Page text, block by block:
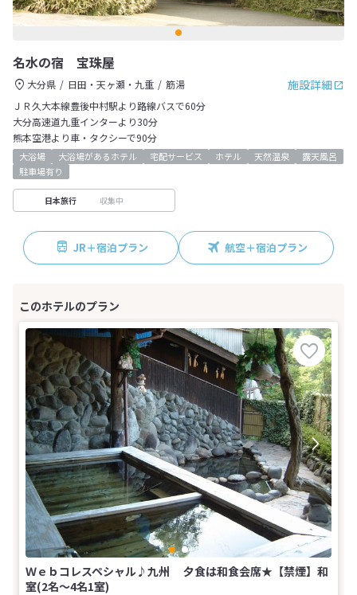
名水の宿 宝珠屋
施設詳細
大分県 日田・天ヶ瀬・九重
筋湯
ＪＲ久大本線豊後中村駅より路線バスで60分
大分高速道九重インターより30分
熊本空港より車・タクシーで90分
大浴場 大浴場があるホテル 宅配サービス ホテル 天然温泉
露天風呂
駐車場有り
日本旅行 収集中
JR＋宿泊プラン 航空＋宿泊プラン
Ｗｅｂコレスペシャル♪九州 夕食は和食会席★【禁煙】和
室(2名～4名1室)